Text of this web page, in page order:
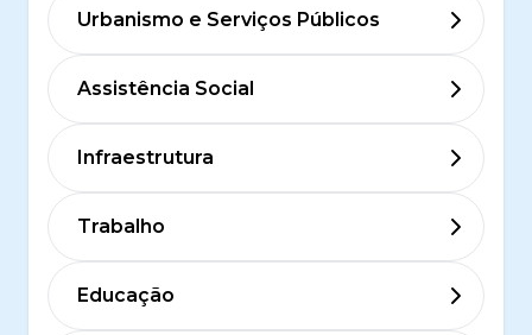
Urbanismo e Serviços Públicos
Assistência Social
Infraestrutura
Trabalho
Educação